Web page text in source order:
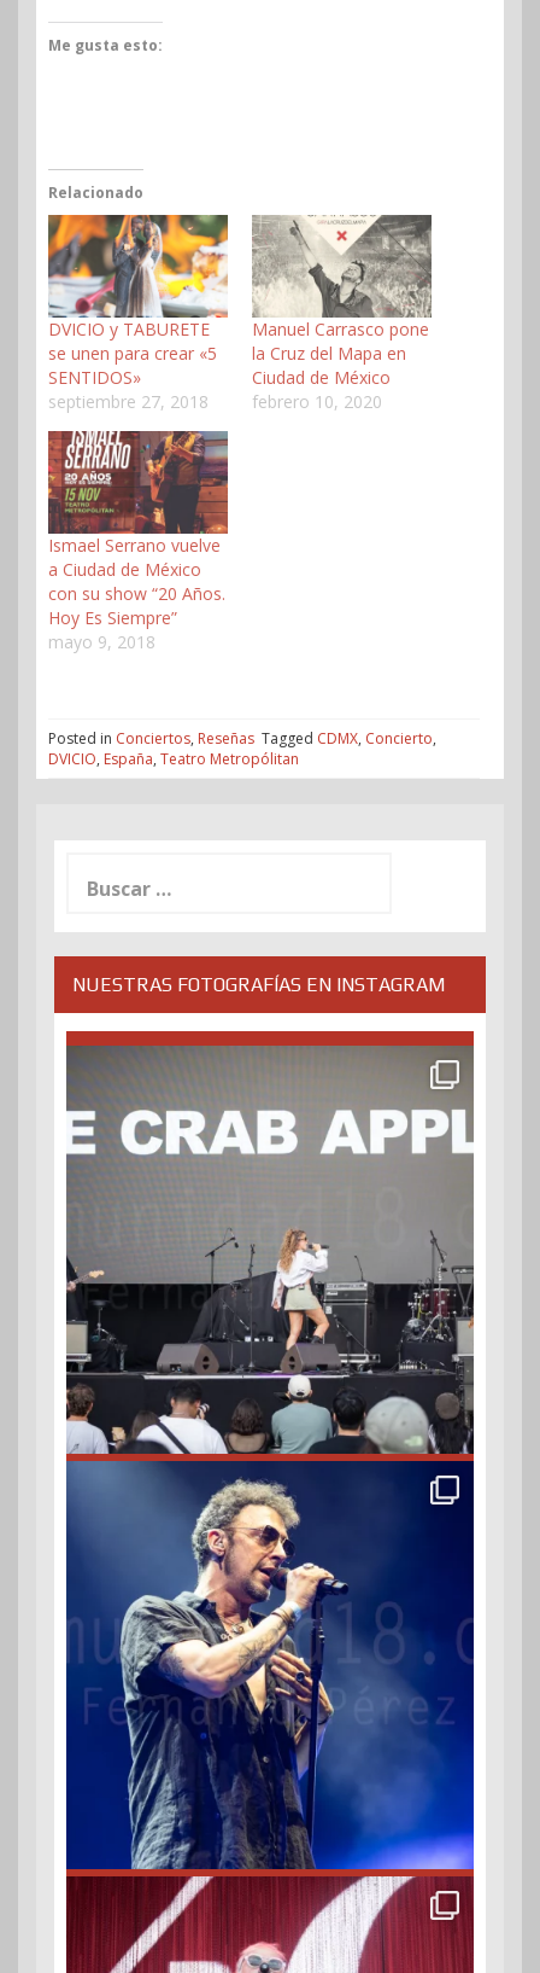
Me gusta esto:
Relacionado
DVICIO y TABURETE
se unen para crear «5
SENTIDOS»
septiembre 27, 2018
Manuel Carrasco pone
la Cruz del Mapa en
Ciudad de México
febrero 10, 2020
Ismael Serrano vuelve
a Ciudad de México
con su show “20 Años.
Hoy Es Siempre”
mayo 9, 2018
Posted in Conciertos, Reseñas Tagged CDMX, Concierto,
DVICIO, España, Teatro Metropólitan
NUESTRAS FOTOGRAFÍAS EN INSTAGRAM